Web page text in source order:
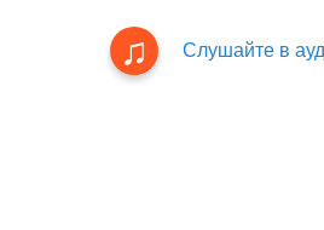
Слушайте в